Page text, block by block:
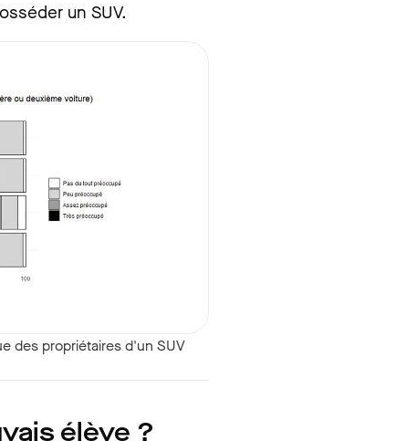
un SUV.
des propriétaires d'un SUV
élève ?